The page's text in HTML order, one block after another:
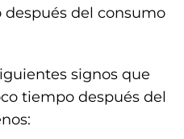
del consumo
signos que
tiempo después del